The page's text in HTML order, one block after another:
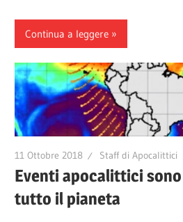
Continua a leggere
11 Ottobre 2018 Staff di Apocalittici
Eventi apocalittici
tutto il pianeta